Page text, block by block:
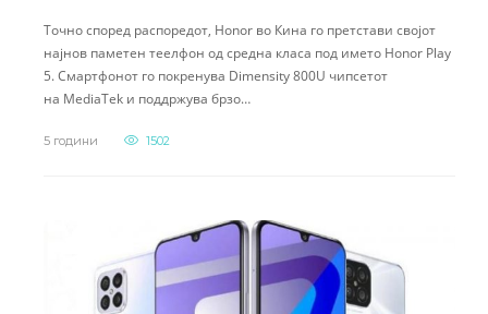
Точно според распоредот, Honor во Кина го претстави својот
најнов паметен теелфон од средна класа под името Honor Play
5. Смартфонот го покренува Dimensity 800U чипсетот
на MediaTek и поддржува брзо…
5 години 1502